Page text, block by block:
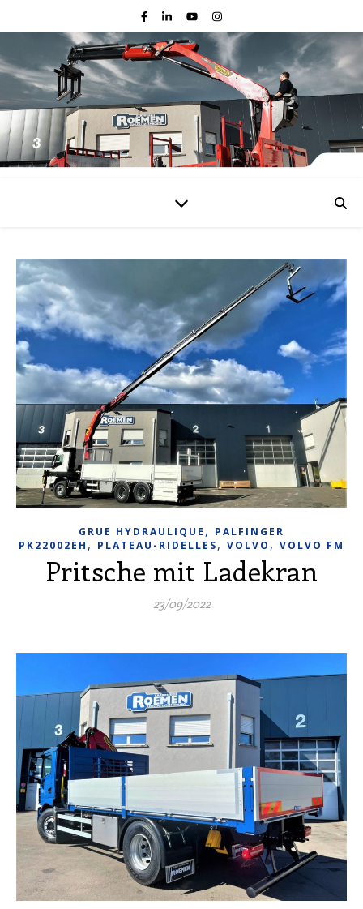
GRUE HYDRAULIQUE , PALFINGER
PK22002EH , PLATEAU-RIDELLES, VOLVO , VOLVO FM
Pritsche mit Ladekran
23/09/2022